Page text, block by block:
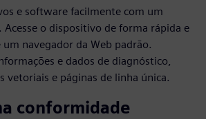
e software facilmente com um
Acesse o dispositivo de forma rápida e
navegador da Web padrão.
e dados de diagnóstico,
vetoriais e páginas de linha única.
conformidade